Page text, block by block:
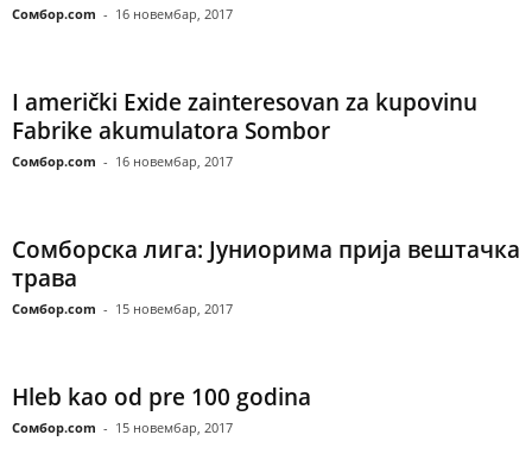
Сомбор.com - 16 новембар, 2017
I američki Exide zainteresovan za kupovinu
Fabrike akumulatora Sombor
Сомбор.com - 16 новембар, 2017
Сомборска лига: Јуниорима прија вештачка
трава
Сомбор.com - 15 новембар, 2017
Hleb kao od pre 100 godina
Сомбор.com - 15 новембар, 2017